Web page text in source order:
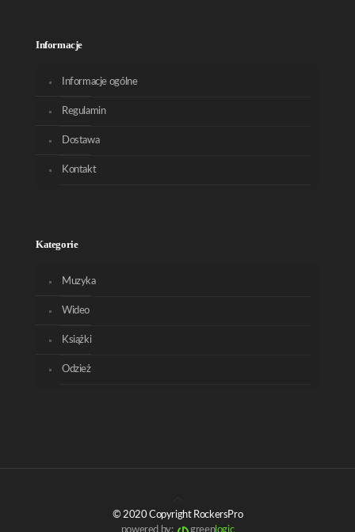
Informacje
Informacje ogólne
Regulamin
Dostawa
Kontakt
Kategorie
Muzyka
Wideo
Książki
Odzież
© 2020 Copyright RockersPro